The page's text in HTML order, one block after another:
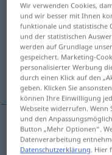
bissig
Übersicht aller
(Für mehr Details die
harapós, csípős
harapós bissig
Wir verwenden Cookies,
und wir besser mit Ihnen
funktionale und statistische
und der statistischen
werden auf Grundlage
gespeichert. Marketing-
personalisierter Werbung
durch einen Klick auf den
geben. Klicken Sie
können Ihre Einwilligung
Webseite widerrufen. Wenn
und den
Button „Mehr Optionen“.
Datenverarbeitung
Datenschutzerklärung. Hier